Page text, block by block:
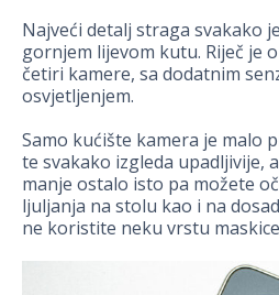
Najveći detalj straga svakako
gornjem lijevom kutu. Riječ je
četiri kamere, sa dodatnim
osvjetljenjem.
Samo kućište kamera je malo
te svakako izgleda upadljivije,
manje ostalo isto pa možete
ljuljanja na stolu kao i na
ne koristite neku vrstu